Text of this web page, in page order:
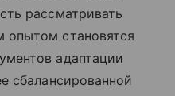
рассматривать
опытом становятся
адаптации
сбалансированной